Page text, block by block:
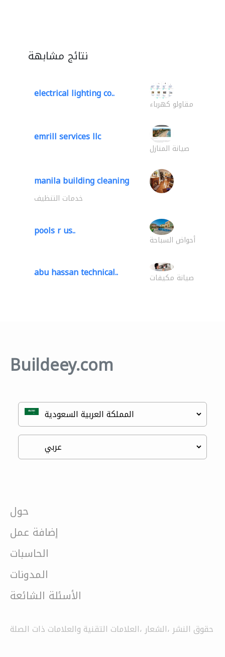
نتائج مشابهة
electrical lighting co..
مقاولو كهرباء
emrill services llc
صيانة المنازل
manila building cleaning
خدمات التنظيف
pools r us..
أحواض السباحة
abu hassan technical.. صيانة مكيفات
Buildeey.com
حول
إضافة عمل
الحاسبات
المدونات
الأسئلة الشائعة
حقوق النشر ،الشعار ،العلامات التقنية والعلامات ذات الصلة